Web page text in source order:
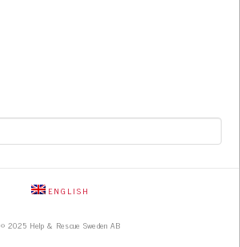
ENGLISH
© 2025 Help & Rescue Sweden AB